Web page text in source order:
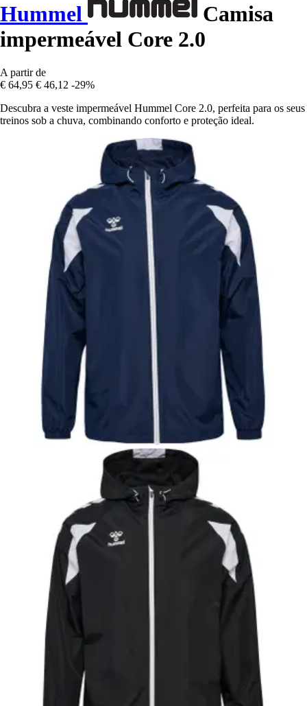
Hummel
Camisa
impermeável Core 2.0
A partir de
€ 64,95 € 46,12 -29%
Descubra a veste impermeável Hummel Core 2.0, perfeita para os seus
treinos sob a chuva, combinando conforto e proteção ideal.